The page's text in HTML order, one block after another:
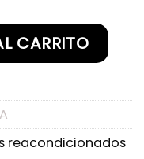
CARRITO
reacondicionados